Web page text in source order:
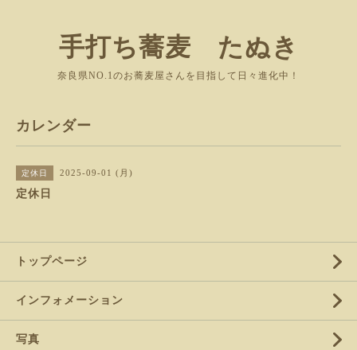
手打ち蕎麦 たぬき
奈良県NO.1のお蕎麦屋さんを目指して日々進化中！
カレンダー
定休日 2025-09-01 (月)
定休日
トップページ
インフォメーション
写真